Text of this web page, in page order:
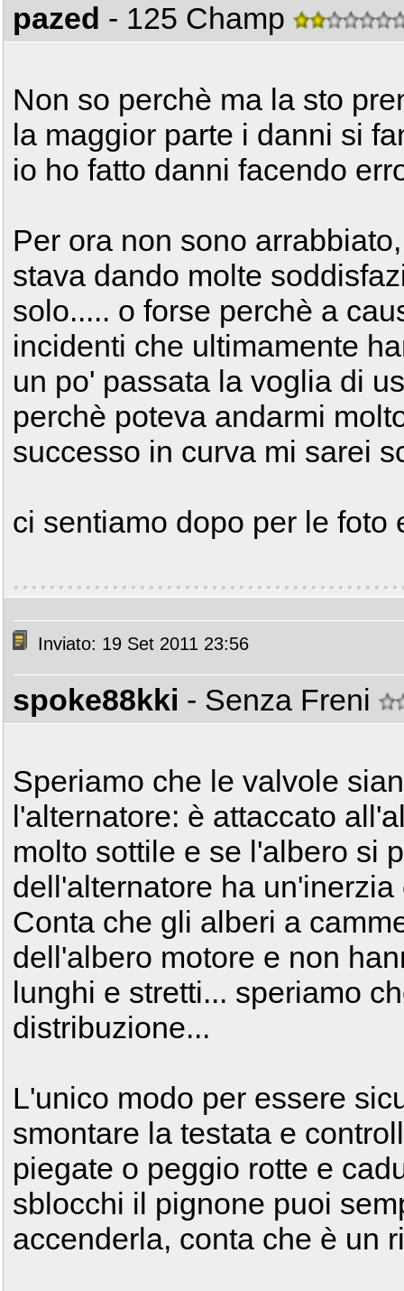
pazed - 125 Champ
Non so perchè ma la sto
la maggior parte i danni si
io ho fatto danni facendo
Per ora non sono
stava dando molte
solo..... o forse perchè a
incidenti che ultimamente
un po' passata la voglia di
perchè poteva andarmi
successo in curva mi sarei
ci sentiamo dopo per le foto
Inviato: 19 Set 2011 23:56
spoke88kki - Senza Freni
Speriamo che le valvole
l'alternatore: è attaccato
molto sottile e se l'albero si
dell'alternatore ha
Conta che gli alberi a
dell'albero motore e non
lunghi e stretti... speriamo
distribuzione...
L'unico modo per essere
smontare la testata e
piegate o peggio rotte e
sblocchi il pignone puoi
accenderla, conta che è un